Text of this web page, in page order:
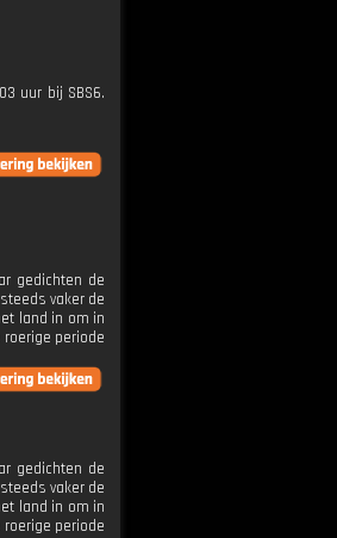
uur bij SBS6.
gedichten de
vaker de
land in om in
periode
gedichten de
vaker de
land in om in
periode